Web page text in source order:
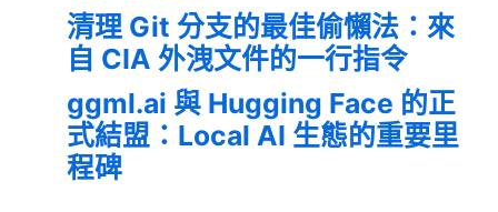
清理 Git 分支的最佳偷懶法：來
自 CIA 外洩文件的一行指令
ggml.ai 與 Hugging Face 的正
式結盟：Local AI 生態的重要里
程碑